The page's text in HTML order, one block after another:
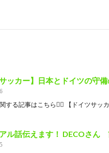
サッカー】日本とドイツの守
する記事はこちら💁‍♂️ 【ドイツサッ
ル話伝えます！ DECOさん